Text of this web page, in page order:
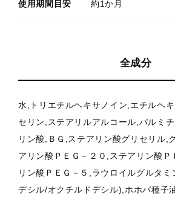
使用期間目安 約1か月
全成分
水,トリエチルヘキサノイン,エチルヘ
セリン,ステアリルアルコール,パルミ
リン酸,ＢＧ,ステアリン酸グリセリル,
アリン酸ＰＥＧ－２０,ステアリン酸Ｐ
リン酸ＰＥＧ－５,ラウロイルグルタ
デシル/オクチルドデシル),ホホバ種子